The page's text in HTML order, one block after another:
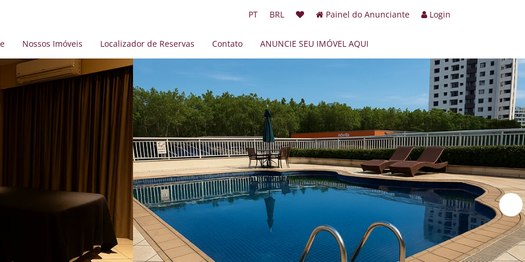
PT BRL Painel do Anunciante Login
Nossos Imóveis Localizador de Reservas Contato ANUNCIE SEU IMÓVEL AQUI